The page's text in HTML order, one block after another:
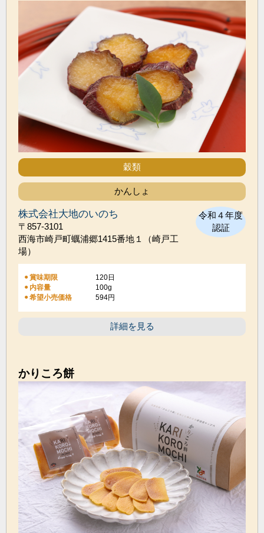
穀類
かんしょ
令和４年度
認証
株式会社大地のいのち
〒857-3101
西海市崎戸町蠣浦郷1415番地１（崎戸工
場）
賞味期限
120日
内容量
100g
希望小売価格
594円
詳細を見る
かりころ餅